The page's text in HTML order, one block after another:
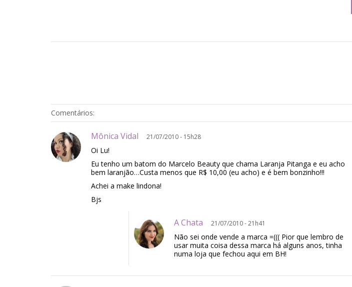
Comentários:
Mônica Vidal 21/07/2010 - 15h28
Oi Lu!
Eu tenho um batom do Marcelo Beauty que chama Laranja Pitanga e eu acho
bem laranjão…Custa menos que R$ 10,00 (eu acho) e é bem bonzinho!!!
Achei a make lindona!
Bjs
A Chata 21/07/2010 - 21h41
Não sei onde vende a marca =((( Pior que lembro de
usar muita coisa dessa marca há alguns anos, tinha
numa loja que fechou aqui em BH!